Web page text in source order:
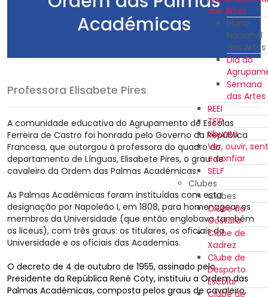
das Artes
Plano
Nacional
das Artes
Dia do
Semana
das Artes
REEI
TEIP
Ubuntu
Ver, ouvir,
e confiar
SELF
Clubes
Clubes
Clube da
Costura
Clube de
Xadrez
Clube de
Desporto
Escolar
Clube de
Académicas
Professora Elisabete Pires
A comunidade educativa do Agrupamento de Escolas
Ferreira de Castro foi honrada pelo Governo da República
Francesa, que outorgou à professora do quadro do
departamento de Línguas, Elisabete Pires, o grau de
cavaleiro da Ordem das Palmas Académicas.
As Palmas Académicas foram instituídas com esta
designação por Napoleão I, em 1808, para homenagear os
membros da Universidade (que então englobava também
os liceus), com três graus: os titulares, os oficiais da
Universidade e os oficiais das Academias.
O decreto de 4 de outubro de 1955, assinado pelo
Presidente da República René Coty, instituiu a Ordem das
Palmas Académicas, composta pelos graus de cavaleiro,